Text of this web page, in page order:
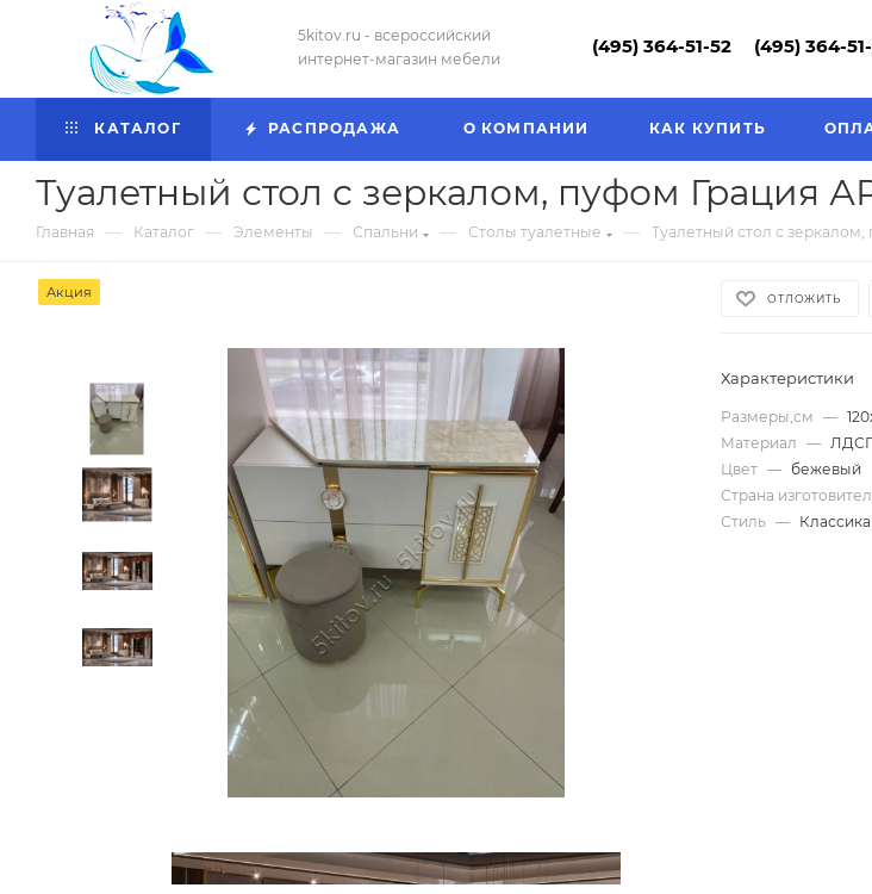
5kitov.ru - всероссийский
интернет-магазин мебели
(495) 364-51-52 (495) 364-
КАТАЛОГ РАСПРОДАЖА О КОМПАНИИ КАК КУПИТЬ
Туалетный стол с зеркалом, пуфом Грация
Главная — Каталог — Элементы — Спальни — Столы туалетные — Туалетный стол с
Акция ОТЛОЖИТЬ
Характеристики
Размеры,см —
Материал
—
Цвет — бежевый
Страна
Стиль — Классика